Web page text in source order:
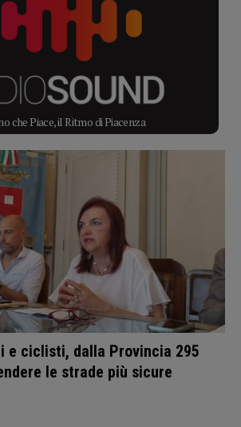
che Piace, il Ritmo di Piacenza
e ciclisti, dalla Provincia 295
le strade più sicure